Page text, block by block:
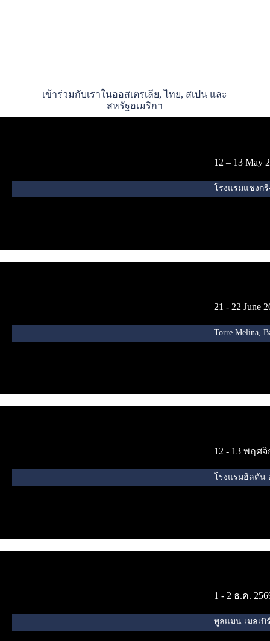
เข้าร่วมกับเราในออสเตรเลีย, ไทย, สเปน และ
สหรัฐอเมริกา
12 – 13 May
โรงแรมแชงก
21 - 22 June
Torre Melina,
12 - 13 พฤศ
โรงแรมฮิลตัน
1 - 2 ธ.ค.
พูลแมน เมลเบิ